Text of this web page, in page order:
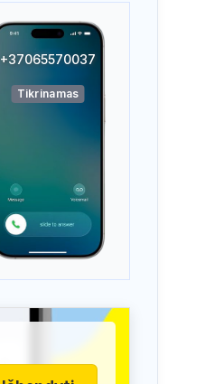
+37065570037
Tikrinamas